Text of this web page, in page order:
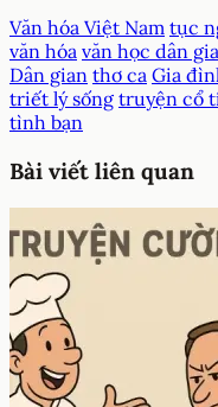
Văn hóa Việt Nam tục
văn hóa văn học dân
Dân gian thơ ca Gia
triết lý sống truyện cổ
tình bạn
Bài viết liên quan